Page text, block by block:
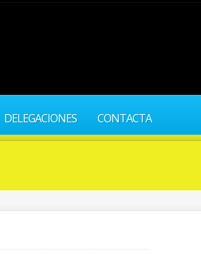
DELEGACIONES CONTACTA